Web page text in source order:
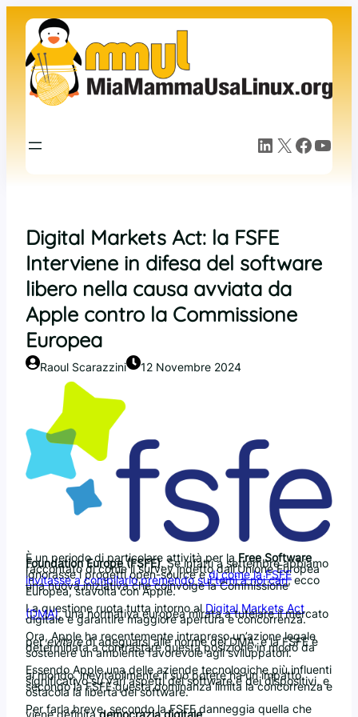
contenuto
LinkedIn X Facebook YouTube
Digital Markets Act: la FSFE
Interviene in difesa del software
libero nella causa avviata da
Apple contro la Commissione
Europea
Raoul Scarazzini 12 Novembre 2024
È un periodo di particolare attività per la Free Software
Foundation Europe (FSFE). Se infatti a settembre abbiamo
raccontato di come il survey indetto dall’Unione Europea
ignorasse i progetti open-source edi come la FSFE
invitasse a compilarlo premendo sui temi a noi cari, ecco
una nuova iniziativa che coinvolge la Commissione
Europea, stavolta con Apple.
La questione ruota tutta intorno al Digital Markets Act
(DMA), una normativa europea mirata a tutelare il mercato
digitale e garantire maggiore apertura e concorrenza.
Ora, Apple ha recentemente intrapreso un’azione legale
perevitaredi adeguarsi alle norme del DMA, e la FSFE è
determinata a contrastare questa posizione in modo da
sostenere un ambiente favorevole agli sviluppatori.
Essendo Apple una delle aziende tecnologiche più influenti
al mondo, inevitabilmente il suo potere ha un impatto
significativo su vari aspetti del software e dei dispositivi, e
secondo la FSFE questa dominanza limita la concorrenza e
ostacola la libertà del software.
Per farla breve, secondo la FSFE danneggia quella che